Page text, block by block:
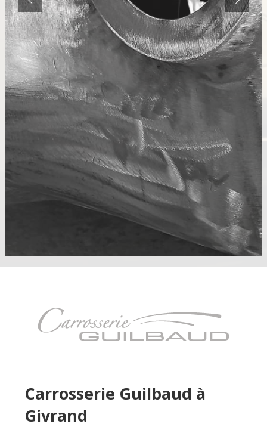
AUX FRONTIÈRES DE L'ART ET DE L'ARTISANAT
Carrosserie Guilbaud à
Givrand